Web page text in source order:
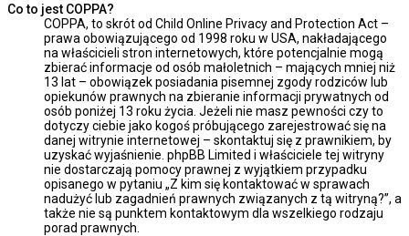
Co to jest COPPA?
COPPA, to skrót od Child Online Privacy and Protection Act –
prawa obowiązującego od 1998 roku w USA, nakładającego
na właścicieli stron internetowych, które potencjalnie mogą
zbierać informacje od osób małoletnich – mających mniej niż
13 lat – obowiązek posiadania pisemnej zgody rodziców lub
opiekunów prawnych na zbieranie informacji prywatnych od
osób poniżej 13 roku życia. Jeżeli nie masz pewności czy to
dotyczy ciebie jako kogoś próbującego zarejestrować się na
danej witrynie internetowej – skontaktuj się z prawnikiem, by
uzyskać wyjaśnienie. phpBB Limited i właściciele tej witryny
nie dostarczają pomocy prawnej z wyjątkiem przypadku
opisanego w pytaniu „Z kim się kontaktować w sprawach
nadużyć lub zagadnień prawnych związanych z tą witryną?”, a
także nie są punktem kontaktowym dla wszelkiego rodzaju
porad prawnych.